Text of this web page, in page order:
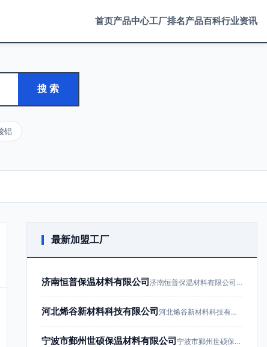
首页产品中心工厂排名产品百科行业资讯
搜 索
铝
最新加盟工厂
济南恒普保温材料有限公司 济南恒普保温材料有限公司成立于201…
河北烯谷新材料科技有限公司 河北烯谷新材料科技有限公司成立于20…
宁波市鄞州世硕保温材料有限公司 宁波市鄞州世硕保温材料有限公司成立于…